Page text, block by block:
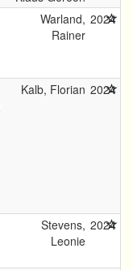
Warland,
Rainer
2024
Kalb, Florian 2024
Stevens,
Leonie
2024